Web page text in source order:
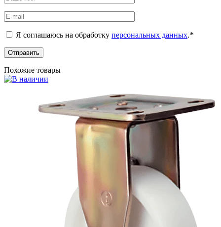
Я соглашаюсь на обработку персональных данных.*
Похожие товары